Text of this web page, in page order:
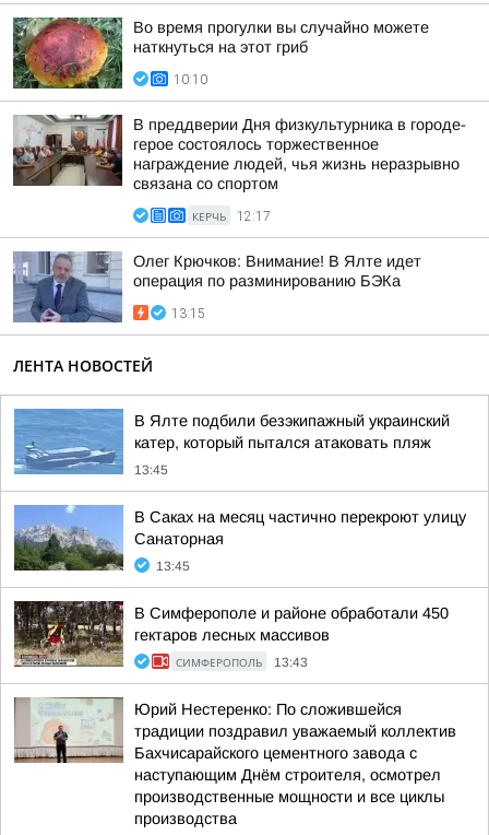
Во время прогулки вы случайно можете
наткнуться на этот гриб
10:10
В преддверии Дня физкультурника в городе-
герое состоялось торжественное
награждение людей, чья жизнь неразрывно
связана со спортом
КЕРЧЬ 12:17
Олег Крючков: Внимание! В Ялте идет
операция по разминированию БЭКа
13:15
ЛЕНТА НОВОСТЕЙ
В Ялте подбили безэкипажный украинский
катер, который пытался атаковать пляж
13:45
В Саках на месяц частично перекроют улицу
Санаторная
13:45
В Симферополе и районе обработали 450
гектаров лесных массивов
СИМФЕРОПОЛЬ 13:43
Юрий Нестеренко: По сложившейся
традиции поздравил уважаемый коллектив
Бахчисарайского цементного завода с
наступающим Днём строителя, осмотрел
производственные мощности и все циклы
производства